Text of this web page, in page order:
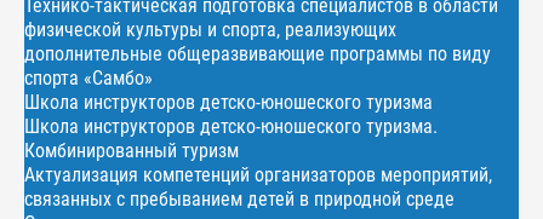
Технико-тактическая подготовка специалистов в области
физической культуры и спорта, реализующих
дополнительные общеразвивающие программы по виду
спорта «Самбо»
Школа инструкторов детско-юношеского туризма
Школа инструкторов детско-юношеского туризма.
Комбинированный туризм
Актуализация компетенций организаторов мероприятий,
связанных с пребыванием детей в природной среде